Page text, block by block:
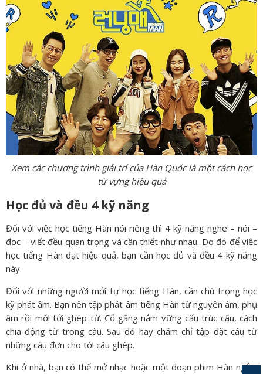
Xem các chương trình giải trí của Hàn Quốc là một cách học
từ vựng hiệu quả
Học đủ và đều 4 kỹ năng
Đối với việc học tiếng Hàn nói riêng thì 4 kỹ năng nghe – nói –
đọc – viết đều quan trọng và cần thiết như nhau. Do đó để việc
học tiếng Hàn đạt hiệu quả, bạn cần học đủ và đều 4 kỹ năng
này.
Đối với những người mới tự học tiếng Hàn, cần chú trọng học
kỹ phát âm. Bạn nên tập phát âm tiếng Hàn từ nguyên âm, phụ
âm rồi mới tới ghép từ. Cố gắng nắm vững cấu trúc câu, cách
chia động từ trong câu. Sau đó hãy chăm chỉ tập đặt câu từ
những câu đơn cho tới câu ghép.
Khi ở nhà, bạn có thể mở nhạc hoặc một đoạn phim Hàn ngắn.